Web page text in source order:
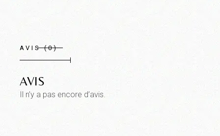
AVIS (0)
AVIS
Il n’y a pas encore d’avis.